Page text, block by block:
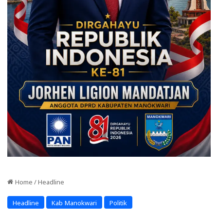
Home / Headline
Headline Kab Manokwari Politik